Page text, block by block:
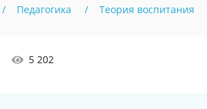
Педагогика Теория воспитания
5 202